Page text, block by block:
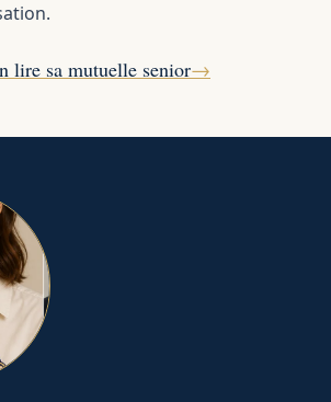
lire sa mutuelle senior→